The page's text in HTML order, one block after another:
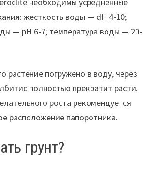
жесткость воды — dH 4-10;
— pH 6-7; температура воды — 20-
растение погружено в воду, через
полностью прекратит расти.
роста рекомендуется
расположение папоротника.
грунт?